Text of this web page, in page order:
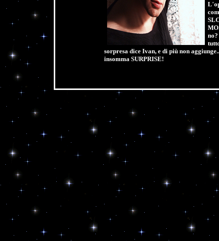
sorpresa dice Ivan, e di più non
insomma SURPRISE!